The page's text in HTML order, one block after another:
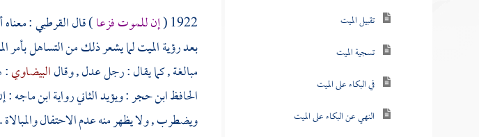
تقبيل الميت
تسجية الميت
في البكاء على الميت
النهي عن البكاء على الميت
1922 ( إن للموت فزعا) قالالقرطبي:
بعد رؤية الميت لما يشعر ذلك من التساهل
مبالغة , كما يقال : رجل عدل , وقالالبيضاوي:
الحافظ ابن حجر: ويؤيد الثاني روايةابن ماجه:
ويضطرب , ولا يظهر منه عدم الاحتفال والمبالاة .